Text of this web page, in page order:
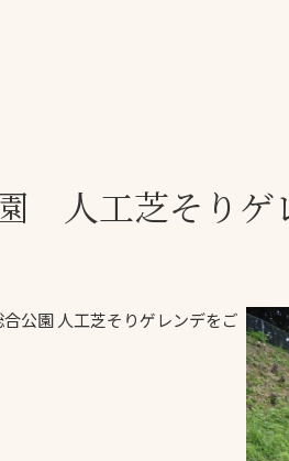
人
全天候舗装
人工芝舗装
クレイ（土）舗装
人工芝そりゲ
公園 人工芝そりゲレンデをご